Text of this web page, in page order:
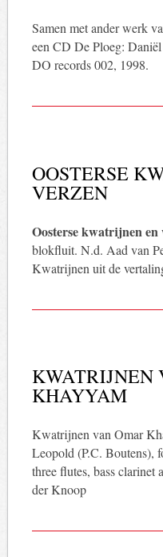
Samen met ander werk
een CD De Ploeg:
DO records 002, 1998.
OOSTERSE
VERZEN
Oosterse kwatrijnen en
blokfluit. N.d. Aad van
Kwatrijnen uit de
KWATRIJNEN
KHAYYAM
Kwatrijnen van Omar
Leopold (P.C. Boutens),
three flutes, bass clarinet
der Knoop